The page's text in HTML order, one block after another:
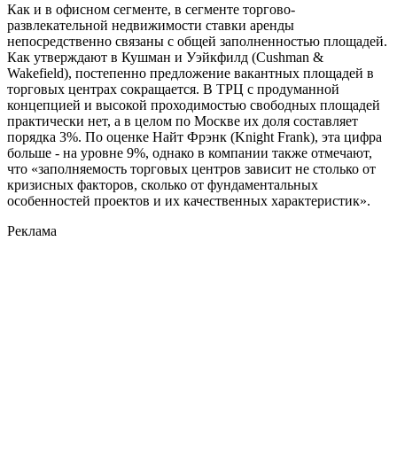
Как и в офисном сегменте, в сегменте торгово-
развлекательной недвижимости ставки аренды
непосредственно связаны с общей заполненностью площадей.
Как утверждают в Кушман и Уэйкфилд (Cushman &
Wakefield), постепенно предложение вакантных площадей в
торговых центрах сокращается. В ТРЦ с продуманной
концепцией и высокой проходимостью свободных площадей
практически нет, а в целом по Москве их доля составляет
порядка 3%. По оценке Найт Фрэнк (Knight Frank), эта цифра
больше - на уровне 9%, однако в компании также отмечают,
что «заполняемость торговых центров зависит не столько от
кризисных факторов, сколько от фундаментальных
особенностей проектов и их качественных характеристик».
Реклама